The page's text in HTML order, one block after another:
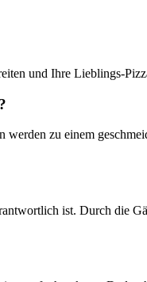
und Ihre Lieblings-
zu einem
ist. Durch die